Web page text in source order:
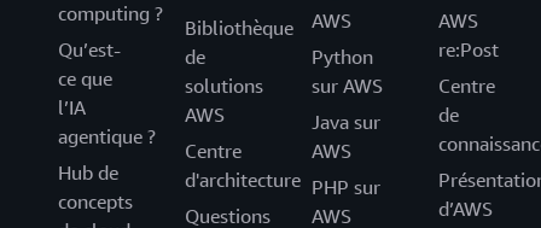
computing ?
Qu’est-
ce que
l’IA
agentique ?
Hub de
concepts
Bibliothèque
de
solutions
AWS
Centre
d'architecture
Questions
AWS
Python
sur AWS
Java sur
AWS
PHP sur
AWS
AWS
re:Post
Centre
de
d’AWS